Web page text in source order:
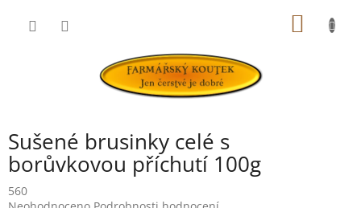
Sušené brusinky celé s
borůvkovou příchutí 100g
560